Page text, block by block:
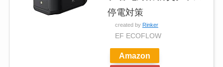
停電対策
created by Rinker
EF ECOFLOW
Amazon